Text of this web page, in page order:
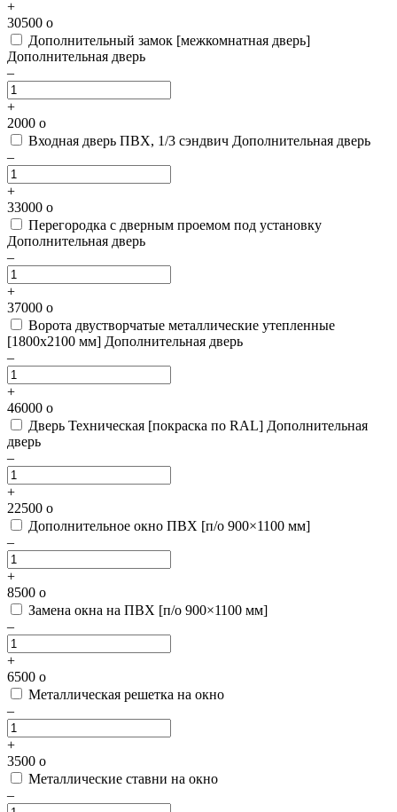
+
30500 o
Дополнительный замок [межкомнатная дверь]
Дополнительная дверь
–
+
2000 o
Входная дверь ПВХ, 1/3 сэндвич Дополнительная дверь
–
+
33000 o
Перегородка с дверным проемом под установку
Дополнительная дверь
–
+
37000 o
Ворота двустворчатые металлические утепленные
[1800х2100 мм] Дополнительная дверь
–
+
46000 o
Дверь Техническая [покраска по RAL] Дополнительная
дверь
–
+
22500 o
Дополнительное окно ПВХ [п/о 900×1100 мм]
–
+
8500 o
Замена окна на ПВХ [п/о 900×1100 мм]
–
+
6500 o
Металлическая решетка на окно
–
+
3500 o
Металлические ставни на окно
–